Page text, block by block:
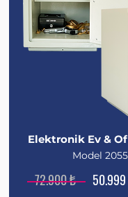
Elektronik Ev &
Model
72.900 ₺ 50.999